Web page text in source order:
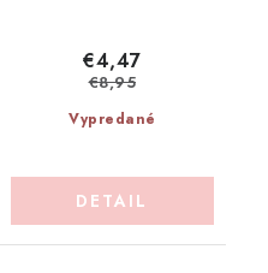
Vypredané
€4,47
€8,95
DETAIL